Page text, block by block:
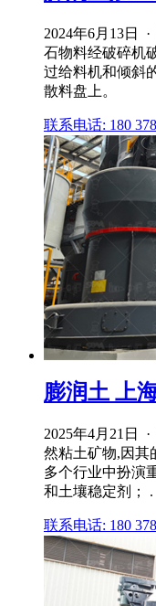
2024年6月13日
石物料经破碎机
过给料机和倾斜
散料盘上。
联系电话: 180
膨润土 上
2025年4月21日
然粘土矿物,因其
多个行业中扮演
和土壤稳定剂； .
联系电话: 180